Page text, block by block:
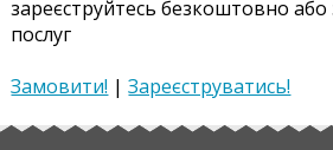
зареєструйтесь безкоштовно
послуг
Замовити! |Зареєструватись!